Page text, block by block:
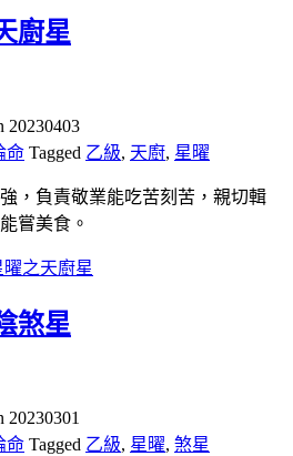
廚星
20230403
命 Tagged 乙級, 天廚, 星曜
，負責敬業能吃苦刻苦，親切輯
嘗美食。
之天廚星
煞星
20230301
命 Tagged 乙級, 星曜, 煞星